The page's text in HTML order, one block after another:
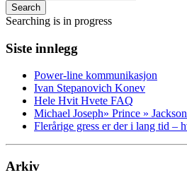
Search
Searching is in progress
Siste innlegg
Power-line kommunikasjon
Ivan Stepanovich Konev
Hele Hvit Hvete FAQ
Michael Joseph» Prince »
Flerårige gress er der i lang tid –
Arkiv